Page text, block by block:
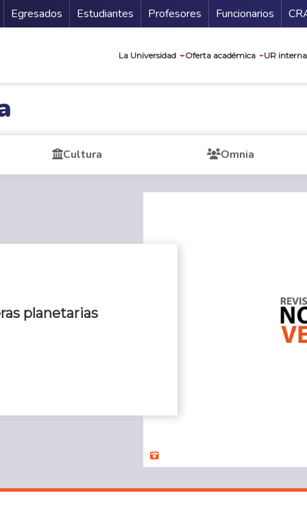
Egresados Estudiantes Profesores Funcionarios
La Universidad Oferta académica UR
Cultura Omnia
planetarias